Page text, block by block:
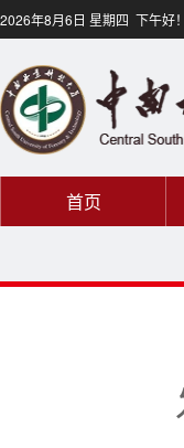
2026年8月6日 星期四 下午好！
首页